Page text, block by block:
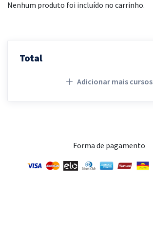
Nenhum produto foi incluído no carrinho.
Total
Adicionar mais cursos
Forma de pagamento